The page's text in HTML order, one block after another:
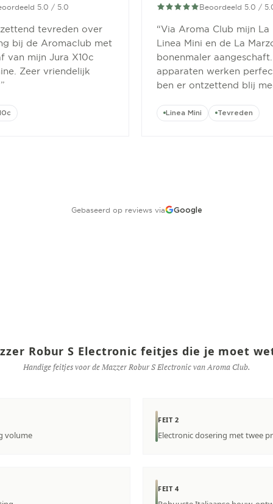
5.0 / 5.0
tevreden over
bij de Aromaclub met
van mijn Jura X10c
Zeer vriendelijk
”
Beoordeeld 5.0 /
“Via Aroma Club mijn La
Linea Mini en de La
bonenmaler
apparaten werken
ben er ontzettend blij
Linea Mini Tevreden
Gebaseerd op reviews via Google
Robur S Electronic feitjes die je moet
Handige feitjes voor de Mazzer Robur S Electronic van Aroma Club.
volume
FEIT 2
Electronic dosering met twee
FEIT 4